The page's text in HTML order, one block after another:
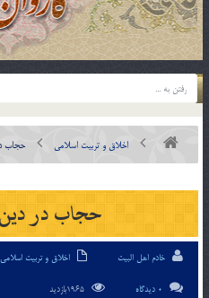
اخلاق و تربیت اسلامی حجاب
حجاب در
خادم اهل البیت اخلاق و تربیت اسلامی,
0 دیدگاه